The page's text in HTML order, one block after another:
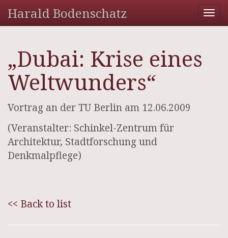
Harald Bodenschatz
„Dubai: Krise eines
Weltwunders“
Vortrag an der TU Berlin am 12.06.2009
(Veranstalter: Schinkel-Zentrum für
Architektur, Stadtforschung und
Denkmalpflege)
<< Back to list